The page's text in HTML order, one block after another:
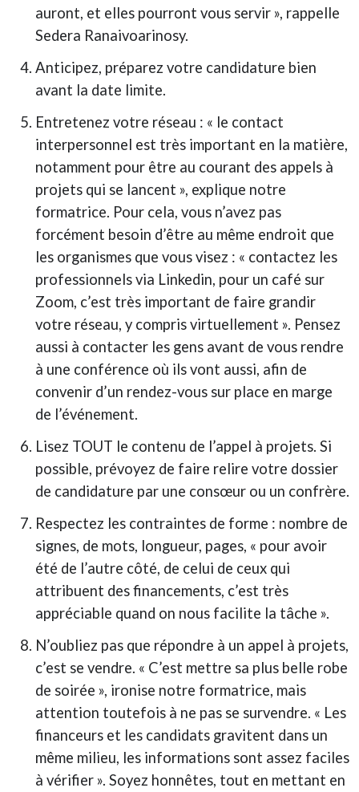
auront, et elles pourront vous servir », rappelle
Sedera Ranaivoarinosy.
Anticipez, préparez votre candidature bien
avant la date limite.
Entretenez votre réseau : « le contact
interpersonnel est très important en la matière,
notamment pour être au courant des appels à
projets qui se lancent », explique notre
formatrice. Pour cela, vous n’avez pas
forcément besoin d’être au même endroit que
les organismes que vous visez : « contactez les
professionnels via Linkedin, pour un café sur
Zoom, c’est très important de faire grandir
votre réseau, y compris virtuellement ». Pensez
aussi à contacter les gens avant de vous rendre
à une conférence où ils vont aussi, afin de
convenir d’un rendez-vous sur place en marge
de l’événement.
Lisez TOUT le contenu de l’appel à projets. Si
possible, prévoyez de faire relire votre dossier
de candidature par une consœur ou un confrère.
Respectez les contraintes de forme : nombre de
signes, de mots, longueur, pages, « pour avoir
été de l’autre côté, de celui de ceux qui
attribuent des financements, c’est très
appréciable quand on nous facilite la tâche ».
N’oubliez pas que répondre à un appel à projets,
c’est se vendre. « C’est mettre sa plus belle robe
de soirée », ironise notre formatrice, mais
attention toutefois à ne pas se survendre. « Les
financeurs et les candidats gravitent dans un
même milieu, les informations sont assez faciles
à vérifier ». Soyez honnêtes, tout en mettant en